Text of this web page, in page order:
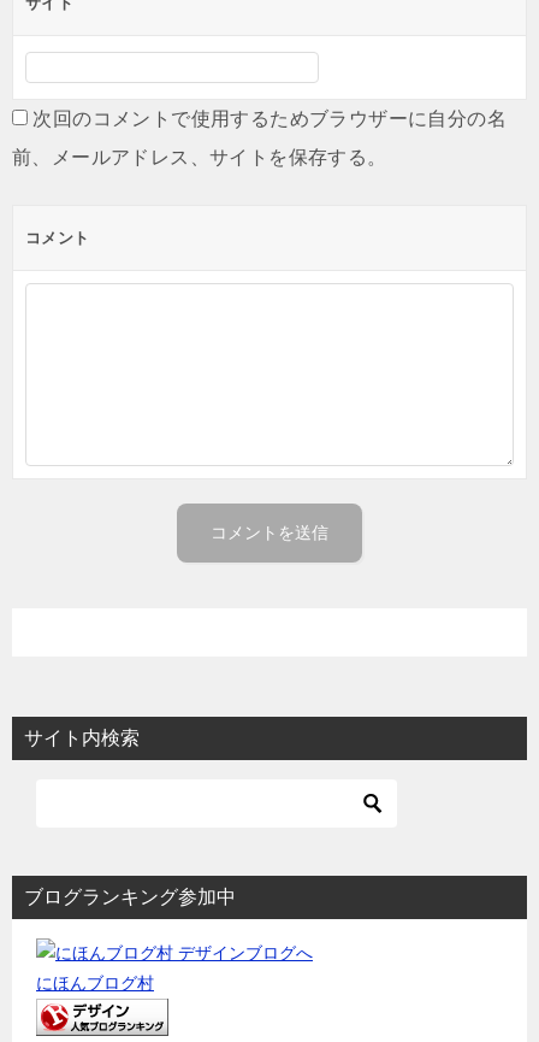
次回のコメントで使用するためブラウザーに自分の名
前、メールアドレス、サイトを保存する。
コメント
サイト内検索
ブログランキング参加中
にほんブログ村